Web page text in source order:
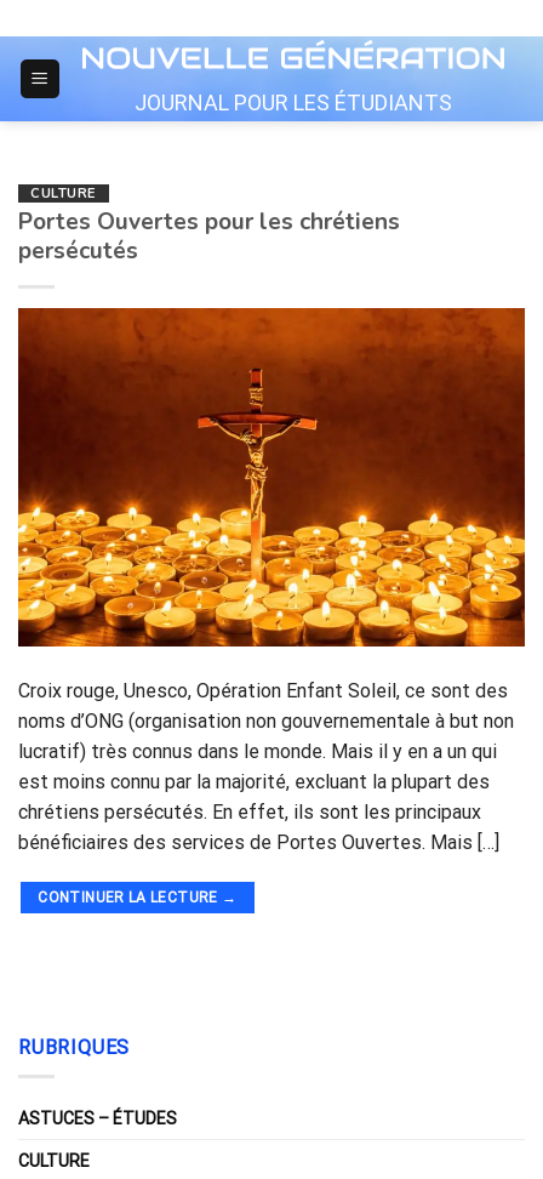
to
content
JOURNAL POUR LES ÉTUDIANTS
CULTURE
Portes Ouvertes pour les chrétiens
persécutés
Croix rouge, Unesco, Opération Enfant Soleil, ce sont des
noms d’ONG (organisation non gouvernementale à but non
lucratif) très connus dans le monde. Mais il y en a un qui
est moins connu par la majorité, excluant la plupart des
chrétiens persécutés. En effet, ils sont les principaux
bénéficiaires des services de Portes Ouvertes. Mais […]
CONTINUER LA LECTURE →
RUBRIQUES
ASTUCES – ÉTUDES
CULTURE